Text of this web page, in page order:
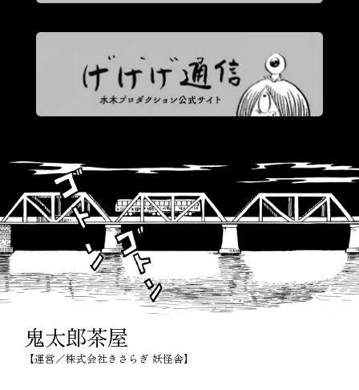
鬼太郎茶屋
【運営／株式会社きさらぎ 妖怪舎】